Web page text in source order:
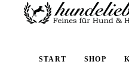
START SHOP